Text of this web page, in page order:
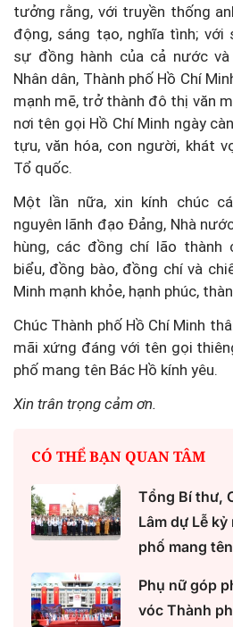
tưởng rằng, với truyền thống
động, sáng tạo, nghĩa tình; với
sự đồng hành của cả nước
Nhân dân, Thành phố Hồ Chí
mạnh mẽ, trở thành đô thị văn
nơi tên gọi Hồ Chí Minh ngày
tựu, văn hóa, con người, khát
Tổ quốc.
Một lần nữa, xin kính chúc
nguyên lãnh đạo Đảng, Nhà
hùng, các đồng chí lão thành
biểu, đồng bào, đồng chí và
Minh mạnh khỏe, hạnh phúc,
Chúc Thành phố Hồ Chí Minh
mãi xứng đáng với tên gọi
phố mang tên Bác Hồ kính yêu.
Xin trân trọng cảm ơn.
CÓ THỂ BẠN QUAN TÂM
Tổng Bí thư,
Lâm dự Lễ
phố mang
Phụ nữ góp
vóc Thành